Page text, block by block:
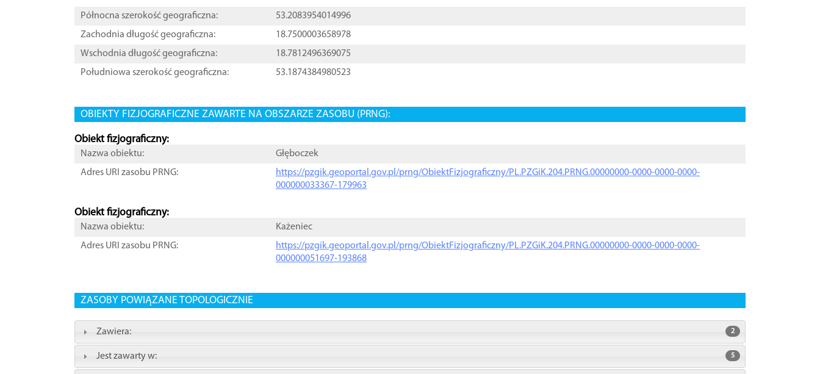
Północna szerokość geograficzna:
53.2083954014996
Zachodnia długość geograficzna:
18.7500003658978
Wschodnia długość geograficzna:
18.7812496369075
Południowa szerokość geograficzna:
53.1874384980523
OBIEKTY FIZJOGRAFICZNE ZAWARTE NA OBSZARZE ZASOBU (PRNG):
Obiekt fizjograficzny:
Nazwa obiektu:
Głęboczek
Adres URI zasobu PRNG:
https://pzgik.geoportal.gov.pl/prng/ObiektFizjograficzny/PL.PZGiK.204.PRNG.00000000-0000-0000-0000-
000000033367-179963
Obiekt fizjograficzny:
Nazwa obiektu:
Każeniec
Adres URI zasobu PRNG:
https://pzgik.geoportal.gov.pl/prng/ObiektFizjograficzny/PL.PZGiK.204.PRNG.00000000-0000-0000-0000-
000000051697-193868
ZASOBY POWIĄZANE TOPOLOGICZNIE
Zawiera: 2
Jest zawarty w: 5